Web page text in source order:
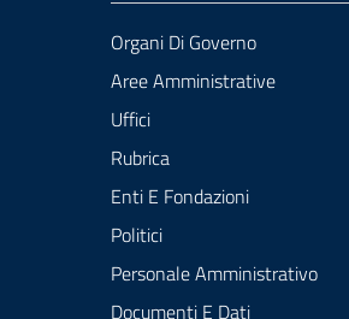
Organi Di Governo
Aree Amministrative
Uffici
Rubrica
Enti E Fondazioni
Politici
Personale Amministrativo
Documenti E Dati